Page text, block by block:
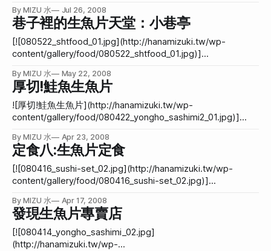
是比較想念美觀園的炸豆腐。 最後店家還送綠豆薏仁湯呢！ 整體來
說還不錯，最後因為吃不完，店家還很輕切地幫我們打包，服務
度很好。
花水木 的 DSCN5696.JPG")這幾天生魚片的癮頭又上來了，所
帶去吃「[欣葉日本料理]
(http://www.shinyeh.com.tw/japan.htm)」。欣葉算是「食材不
大眾食堂」，價位不低但也不高，餐廳不錯但又沒太高級，介於
元。自助型的，隨你拿隨你吃。 來這種地方第一個就是吃生魚片。
有位師傅會隨時等你跟他點生魚片，但一次都不會給太多。
By MIZU 水 Jul 26, 2008
巷子裡的生魚片天堂：小巷亭
[![080522_shtfood_01.jpg](http://hanamizuki.tw/wp-
content/gallery/food/080522_shtfood_01.jpg)]
content/gallery/food/080522_shtfood_01.jpg)吃得太忘我，
忘記拍巷口的樣子。 相信喜歡生魚片、日本料理的您，對小
巷亭應該不會陌生。我也是。一直聽許多人推薦小巷亭，讓我
不斷雀躍地想嘗試。到了今年生日那天終於有人帶我去了(雖
但這次的食記的照片是我第二次去小巷亭的經過。 最上面那
張圖是生魚片，一盤180元，要拿幾盤都行(廢話)，非常好
吃，而非像一般只有鮭魚能入我口，而是每種都好吃。帶我去
的很會說故事男因為不吃生魚片(我馬上問「那你來尬
麻？」)，所以我天經地義地全部自己吃掉了。 [!
[080522_shtfood_
By MIZU 水 May 22, 2008
厚切!鮭魚生魚片
![厚切!鮭魚生魚片](http://hanamizuki.tw/wp-
content/gallery/food/080422_yongho_sashimi2_01.jpg)]
content/gallery/food/080422_yongho_sashimi2_01.jpg "厚切!
鮭魚生魚片")今天小狗買了生魚片給我吃(她真是溫柔聰明的好
人)，這家是她一直推薦的生魚片專賣，也有賣握壽司。 上次
我在家附近找到的那家生魚片專賣店，我已經覺得很不錯了，
後右轉的那個菜市場裡面。 永和，突然就變成一個好地方
了。 瞧！洋芋片有厚切，生魚片當然也有。這家生魚片真的
切得很厚，吃起來很紮實。不過小狗說這樣太厚，吃起來比較
少片。也是有道理啊！ [![厚切!鮭魚生魚片](http://hanamizuki.
By MIZU 水 Apr 23, 2008
定食八:生魚片定食
[![080416_sushi-set_02.jpg](http://hanamizuki.tw/wp-
content/gallery/food/080416_sushi-set_02.jpg)]
content/gallery/food/080416_sushi-set_02.jpg) 今天中午蓋
滋老闆不在，所以大夥兒一道跑出去吃午餐。我們到大坪林捷
運站附近的定食八吃。我點生魚片定食。 我好像前兩天才說
過我對生魚片的狂熱，今天大家就選這家店，真是讓我覺得備
By MIZU 水 Apr 17, 2008
發現生魚片專賣店
[![080414_yongho_sashimi_02.jpg]
(http://hanamizuki.tw/wp-